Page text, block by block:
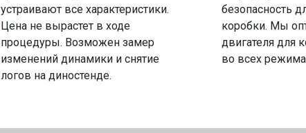
устраивают все характеристики.
Цена не вырастет в ходе
процедуры. Возможен замер
изменений динамики и снятие
логов на диностенде.
безопасность
коробки. Мы
двигателя для
во всех